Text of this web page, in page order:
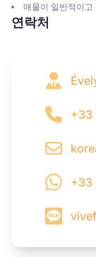
매물이 일반적이고
연락처
+33
+33